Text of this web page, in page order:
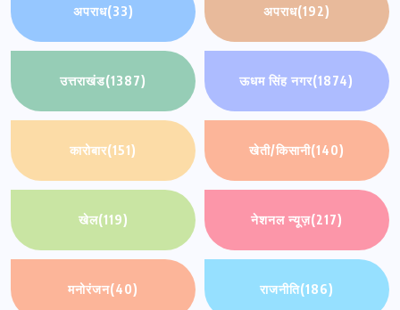
अपराध(33) अपराध(192)
उत्तराखंड(1387) ऊधम सिंह नगर(1874)
कारोबार(151) खेती/किसानी(140)
खेल(119) नेशनल न्यूज़(217)
मनोरंजन(40) राजनीति(186)